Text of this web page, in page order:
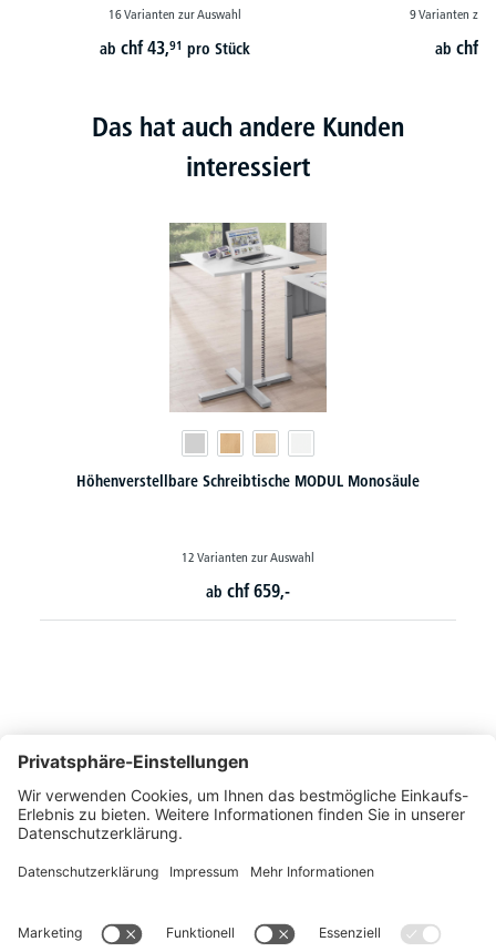
16 Varianten zur Auswahl
abchf 43,91 pro Stück
9 Varianten zur
abchf
Das hat auch andere Kunden
interessiert
Klapptisch MODUL mit Rollen und T-Fuß Gestell
24 Varianten zur Auswahl
abchf 516,-
Montags bis Freitags von 08:30 - 17:00 Uhr
+41 44 240 / 11 55
+41 44 240 / 11 57
info@office-trade.ch